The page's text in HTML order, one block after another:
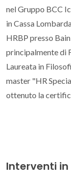
nel Gruppo BCC
in Cassa
HRBP presso
principalmente di
Laureata in
master "HR
ottenuto la
Interventi